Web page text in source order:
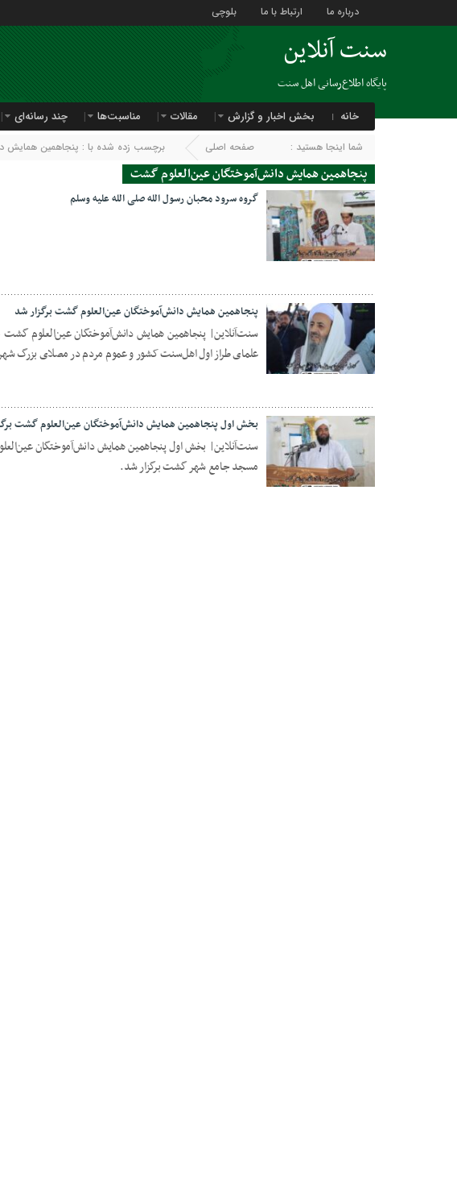
درباره ما ارتباط با ما بلوچی
سنت آنلاین
پایگاه اطلاع‌رسانی اهل سنت
خانه بخش اخبار و گزارش مقالات مناسبت‌ها چند رسانه‌ای
شما اینجا هستید : صفحه اصلی برچسب زده شده با : پنجاهمین همایش
پنجاهمین همایش دانش‌آموختگان عین‌العلوم گشت
18 دسامبر 2024
گروه سرود محبان رسول الله صلی الله علیه وسلم
06 دسامبر 2024
پنجاهمین همایش دانش‌آموختگان عین‌العلوم گشت برگزار شد
علمای طراز اول اهل‌سنت کشور و عموم مردم در مصلای بزرگ
05 دسامبر 2024
بخش اول پنجاهمین همایش دانش‌آموختگان عین‌العلوم گشت
مسجد جامع شهر گشت برگزار شد.